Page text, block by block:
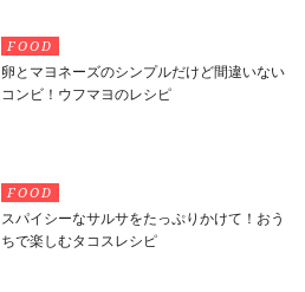
FOOD
卵とマヨネーズのシンプルだけど間違いない
コンビ！ウフマヨのレシピ
FOOD
スパイシーなサルサをたっぷりかけて！おう
ちで楽しむタコスレシピ